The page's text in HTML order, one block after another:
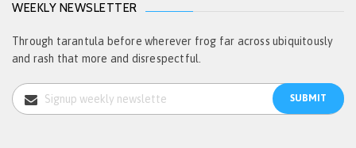
WEEKLY NEWSLETTER
Through tarantula before wherever frog far across ubiquitously
and rash that more and disrespectful.